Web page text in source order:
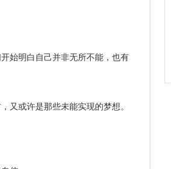
始明白自己并非无所不能，也有
又或许是那些未能实现的梦想。